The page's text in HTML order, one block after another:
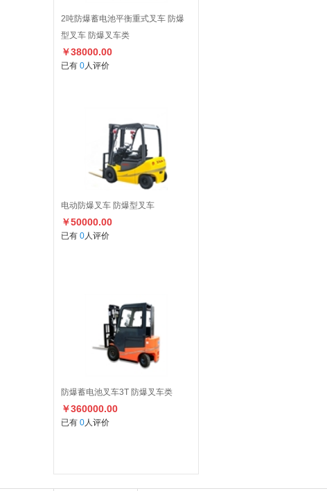
2吨防爆蓄电池平衡重式叉车 防爆
型叉车 防爆叉车类
￥38000.00
已有 0人评价
电动防爆叉车 防爆型叉车
￥50000.00
已有 0人评价
防爆蓄电池叉车3T 防爆叉车类
￥360000.00
已有 0人评价